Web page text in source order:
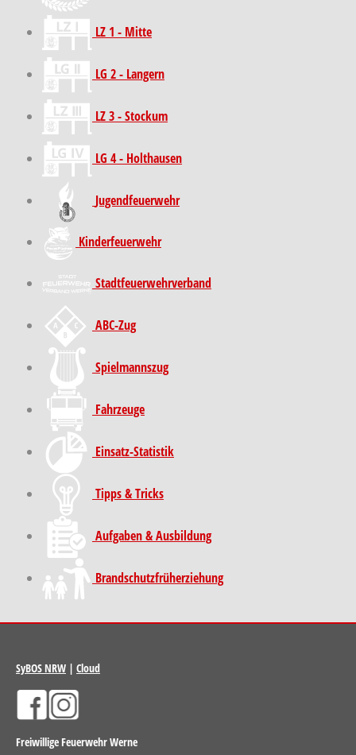
LZ 1 - Mitte
LG 2 - Langern
LZ 3 - Stockum
LG 4 - Holthausen
Jugendfeuerwehr
Kinder­feuer­wehr
Stadt­feuer­wehr­verband
ABC-Zug
Spielmannszug
Fahrzeuge
Einsatz-Statistik
Tipps & Tricks
Aufgaben & Ausbildung
Brand­schutz­früh­erziehung
SyBOS NRW | Cloud
Freiwillige Feuerwehr Werne